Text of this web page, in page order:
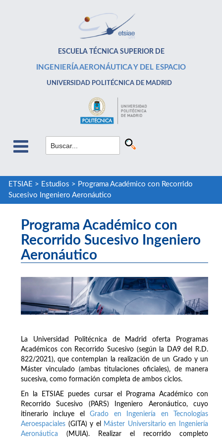
ESCUELA TÉCNICA SUPERIOR DE
INGENIERÍA AERONÁUTICA Y DEL ESPACIO
UNIVERSIDAD POLITÉCNICA DE MADRID
ETSIAE > Estudios > Programa Académico con Recorrido
Sucesivo Ingeniero Aeronáutico
Programa Académico con
Recorrido Sucesivo Ingeniero
Aeronáutico
La Universidad Politécnica de Madrid oferta Programas
Académicos con Recorrido Sucesivo (según la DA9 del R.D.
822/2021), que contemplan la realización de un Grado y un
Máster vinculado (ambas titulaciones oficiales), de manera
sucesiva, como formación completa de ambos ciclos.
En la ETSIAE puedes cursar el Programa Académico con
Recorrido Sucesivo (PARS) Ingeniero Aeronáutico, cuyo
itinerario incluye elGrado en Ingeniería en Tecnologías
Aeroespaciales (GITA) y el
Máster Universitario en Ingeniería
Aeronáutica (MUIA). Realizar el recorrido completo